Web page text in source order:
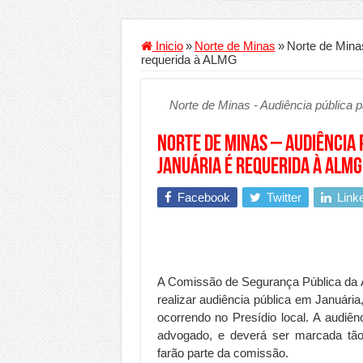
Criador de Sites ou VPS:
Conheça a melhor
Segurança digital se torna
PF e Emissoras Apertam
De economista a
Marcenaria sob medida:
Investimento em energia
Serralheria de Alumínio
Qualidade do produto e
Inicio » Norte de Minas » Norte de
requerida à ALMG
Norte de Minas - Audiência pública
Norte de Minas –
Januária é requerida à ALMG
Facebook Twitter
A Comissão de Segurança Pública
realizar audiência pública em
ocorrendo no Presídio local. A
advogado, e deverá ser marcada
farão parte da comissão.